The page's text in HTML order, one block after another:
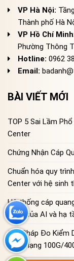
VP Hà Nội:
Thành phố Hà
VP Hồ Chí
Phường Thông
Hotline: 0962
Email:
BÀI VIẾT MỚI
TOP 5 Sai Lầm
Center
Chứng Nhận Cáp
Chuẩn hóa quy
Center với hệ sinh
Hệ thống cáp
năng của AI và hạ
Giải Pháp Đo Kiểm
Cho Mạng 100G/